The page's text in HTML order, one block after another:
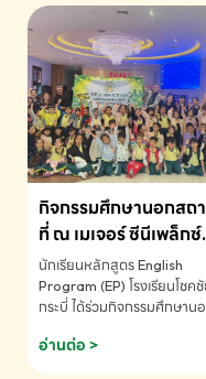
กิจกรรมศึกษานอกสถ
ที่ ณ เมเจอร์ ซีนีเพล็กซ์
ระดับประถมศึกษา (EP.1-
6)
นักเรียนหลักสูตร English
Program (EP) โรงเรียนโชค
กระบี่ ได้ร่วมกิจกรรมศึกษาน
ชมภาพยนตร์ Toy Story 5
(Soundtrack)เพื่อเสริมทักษะ
อ่านต่อ >